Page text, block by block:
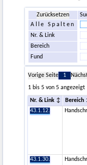
Zurücksetzen
Alle Spalten
Nr. & Link
Bereich
Fund
Vorige Seite 1
1 bis 5 von 5 angezeigt
Nr. & Link Bereich
43.1.12.
43.1.30.